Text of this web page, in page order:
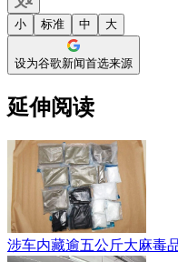
小 标准 中 大
设为谷歌新闻首选来源
延伸阅读
涉车内藏逾五公斤大麻毒